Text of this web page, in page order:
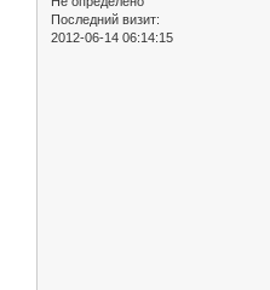
Последний визит:
2012-06-14 06:14:15